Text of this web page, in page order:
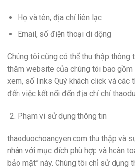
Họ và tên, địa chỉ liên lạc
Email, số điện thoại di dộng
Chúng tôi cũng có thể thu thập thông
thăm website của chúng tôi bao gồm
xem, số links Quý khách click và các
đến việc kết nối đến địa chỉ chỉ
Phạm vi sử dụng thông tin
thaoduochoangyen.com thu thập và
nhân với mục đích phù hợp và hoàn
bảo mật” này. Chúng tôi chỉ sử dụng